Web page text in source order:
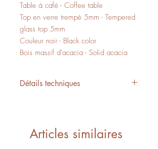
Table à café - Coffee table
Top en verre trempé 5mm - Tempered
glass top 5mm
Couleur noir - Black color
Bois massif d'acacia - Solid acacia
Détails techniques
Articles similaires